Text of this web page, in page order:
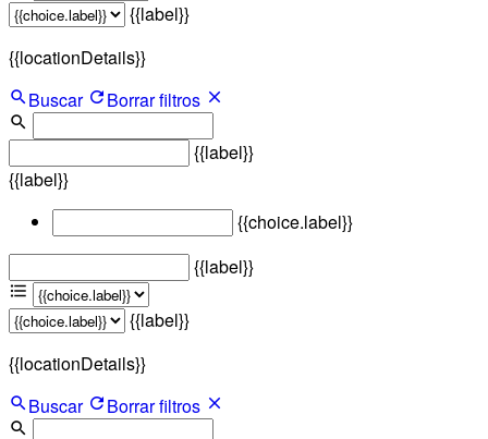
{{label}}
{{locationDetails}}
Buscar
Borrar filtros
{{label}}
{{label}}
{{choice.label}}
{{label}}
{{label}}
{{locationDetails}}
Buscar
Borrar filtros